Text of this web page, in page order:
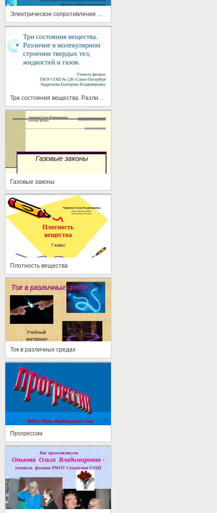
Газовые законы
Плотность вещества
Ток в различных средах
Прогрессии